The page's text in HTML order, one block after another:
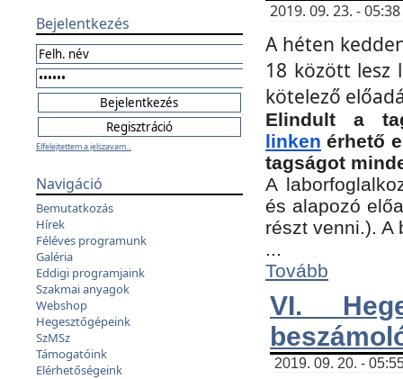
Bejelentkezés
Elfelejtettem a jelszavam...
Navigáció
Bemutatkozás
Hírek
Féléves programunk
Galéria
Eddigi programjaink
Szakmai anyagok
Webshop
Hegesztőgépeink
SzMSz
Támogatóink
Elérhetőségeink
2019. 09. 23. -
A héten
18 között lesz
kötelező
Elindult a
linken érhető
tagságot
A
és alapozó
részt venni.).
...
Tovább
VI.
2019. 09. 20. -